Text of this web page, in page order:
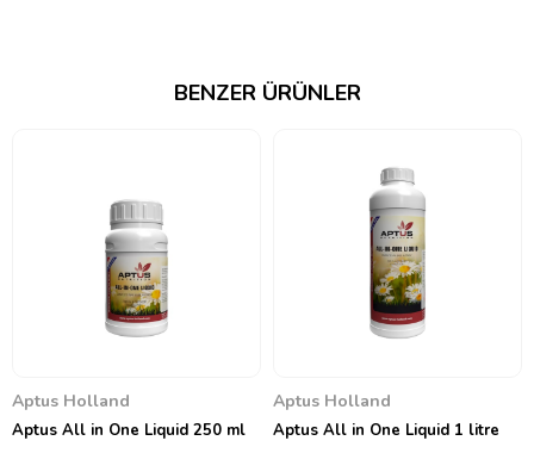
BENZER ÜRÜNLER
Aptus Holland
Aptus All in One Liquid 250 ml
Aptus Holland
Aptus All in One Liquid 1 litre